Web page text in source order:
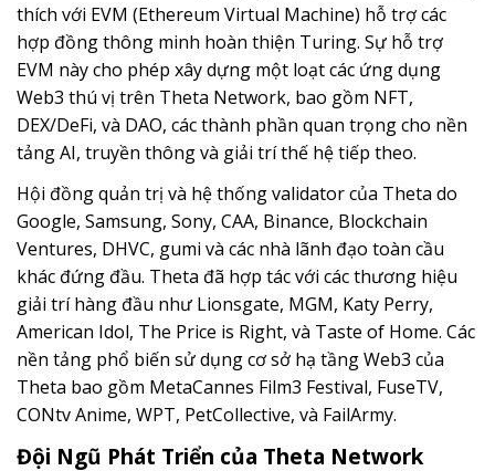
thích với EVM (Ethereum Virtual Machine) hỗ trợ các
hợp đồng thông minh hoàn thiện Turing. Sự hỗ trợ
EVM này cho phép xây dựng một loạt các ứng dụng
Web3 thú vị trên Theta Network, bao gồm NFT,
DEX/DeFi, và DAO, các thành phần quan trọng cho nền
tảng AI, truyền thông và giải trí thế hệ tiếp theo.
Hội đồng quản trị và hệ thống validator của Theta do
Google, Samsung, Sony, CAA, Binance, Blockchain
Ventures, DHVC, gumi và các nhà lãnh đạo toàn cầu
khác đứng đầu. Theta đã hợp tác với các thương hiệu
giải trí hàng đầu như Lionsgate, MGM, Katy Perry,
American Idol, The Price is Right, và Taste of Home. Các
nền tảng phổ biến sử dụng cơ sở hạ tầng Web3 của
Theta bao gồm MetaCannes Film3 Festival, FuseTV,
CONtv Anime, WPT, PetCollective, và FailArmy.
Đội Ngũ Phát Triển của Theta Network